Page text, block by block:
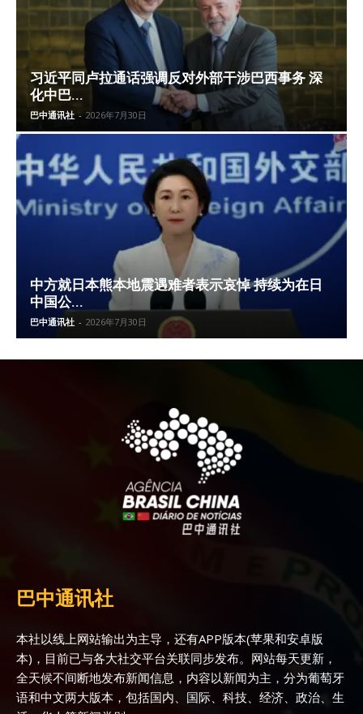
习近平同卢拉通话强调反对外部干涉巴西事务 深
化中巴...
巴中通讯社 - 2026年7月30日
中方就日本熊本地震遇难者表示哀悼 持续为在日
中国公...
巴中通讯社 - 2026年7月30日
巴中通讯社
本社以线上网站输出为主导，还有APP版本(苹果和安卓版
本)，目前已与各大社交平台关联同步发布。网站每天更新，
全天候不间断地发布新闻信息，内容以新闻为主，分为葡萄牙
语和中文两大版本，包括国内、国际、科技、经济、政治、生